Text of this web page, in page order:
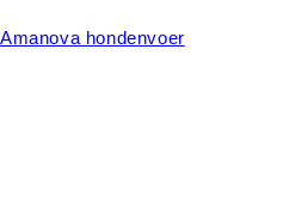
Amanova hondenvoer